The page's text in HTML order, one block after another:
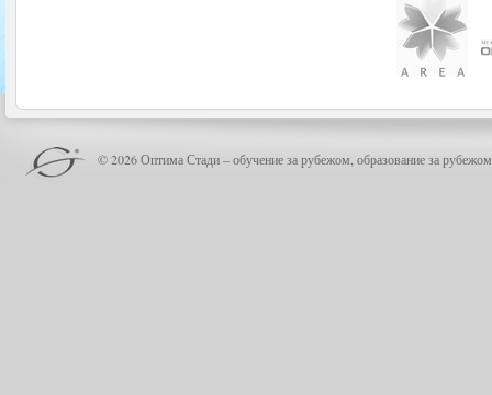
© 2026 Оптима Стади – обучение за рубежом, образование за